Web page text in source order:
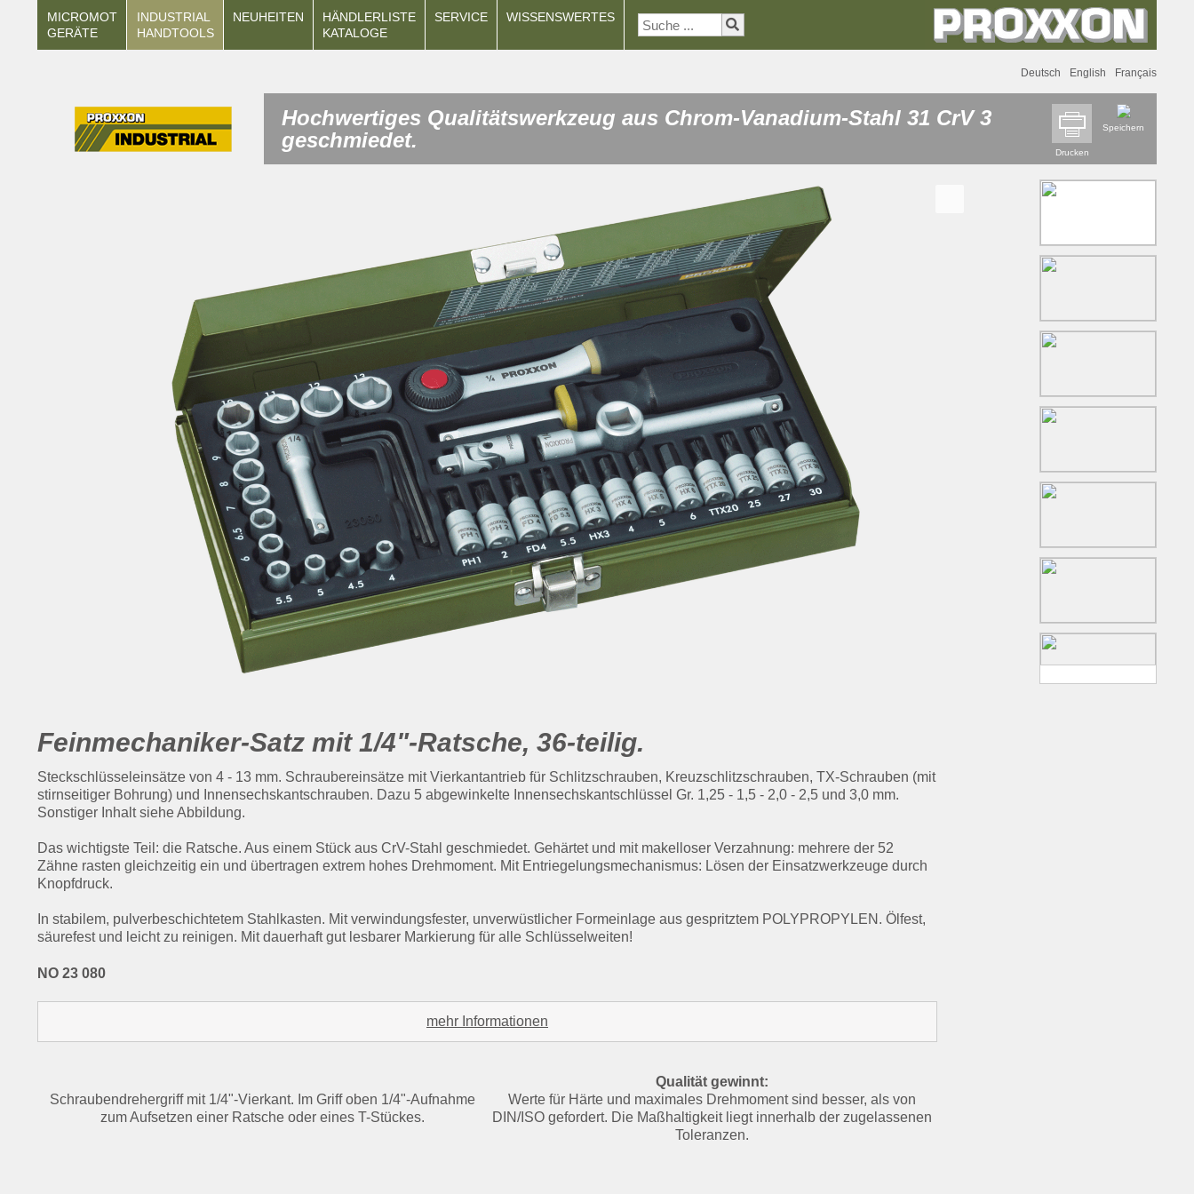
MICROMOT
GERÄTE
INDUSTRIAL
HANDTOOLS
NEUHEITEN
HÄNDLERLISTE
KATALOGE
SERVICE WISSENSWERTES
Deutsch English Français
Drucken
Speichern
Hochwertiges Qualitätswerkzeug aus Chrom-Vanadium-Stahl 31 CrV 3
geschmiedet.
Feinmechaniker-Satz mit 1/4"-Ratsche, 36-teilig.
Steckschlüsseleinsätze von 4 - 13 mm. Schraubereinsätze mit Vierkantantrieb für Schlitzschrauben, Kreuzschlitzschrauben, TX-Schrauben (mit
stirnseitiger Bohrung) und Innensechskantschrauben. Dazu 5 abgewinkelte Innensechskantschlüssel Gr. 1,25 - 1,5 - 2,0 - 2,5 und 3,0 mm.
Sonstiger Inhalt siehe Abbildung.
Das wichtigste Teil: die Ratsche. Aus einem Stück aus CrV-Stahl geschmiedet. Gehärtet und mit makelloser Verzahnung: mehrere der 52
Zähne rasten gleichzeitig ein und übertragen extrem hohes Drehmoment. Mit Entriegelungsmechanismus: Lösen der Einsatzwerkzeuge durch
Knopfdruck.
In stabilem, pulverbeschichtetem Stahlkasten. Mit verwindungsfester, unverwüstlicher Formeinlage aus gespritztem POLYPROPYLEN. Ölfest,
säurefest und leicht zu reinigen. Mit dauerhaft gut lesbarer Markierung für alle Schlüsselweiten!
NO 23 080
mehr Informationen
Schraubendrehergriff mit 1/4"-Vierkant. Im Griff oben 1/4"-Aufnahme
zum Aufsetzen einer Ratsche oder eines T-Stückes.
Qualität gewinnt:
Werte für Härte und maximales Drehmoment sind besser, als von
DIN/ISO gefordert. Die Maßhaltigkeit liegt innerhalb der zugelassenen
Toleranzen.